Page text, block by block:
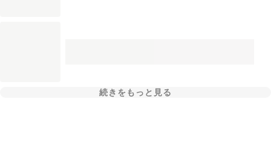
続きをもっと見る